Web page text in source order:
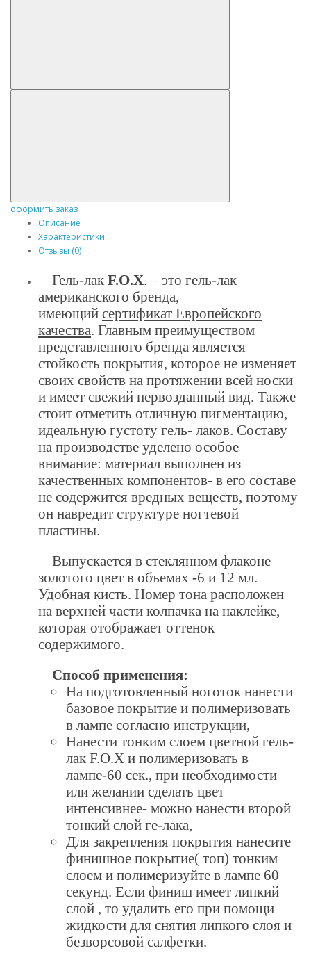
оформить заказ
Описание
Характеристики
Отзывы (0)
Гель-лак F.O.X. – это гель-лак
американского бренда,
имеющий сертификат Европейского
качества. Главным преимуществом
представленного бренда является
стойкость покрытия, которое не изменяет
своих свойств на протяжении всей носки
и имеет свежий первозданный вид. Также
стоит отметить отличную пигментацию,
идеальную густоту гель- лаков. Составу
на производстве уделено особое
внимание: материал выполнен из
качественных компонентов- в его составе
не содержится вредных веществ, поэтому
он навредит структуре ногтевой
пластины.
Выпускается в стеклянном флаконе
золотого цвет в объемах -6 и 12 мл.
Удобная кисть. Номер тона расположен
на верхней части колпачка на наклейке,
которая отображает оттенок
содержимого.
Способ применения:
На подготовленный ноготок нанести
базовое покрытие и полимеризовать
в лампе согласно инструкции,
Нанести тонким слоем цветной гель-
лак F.O.X и полимеризовать в
лампе-60 сек., при необходимости
или желании сделать цвет
интенсивнее- можно нанести второй
тонкий слой ге-лака,
Для закрепления покрытия нанесите
финишное покрытие( топ) тонким
слоем и полимеризуйте в лампе 60
секунд. Если финиш имеет липкий
слой , то удалить его при помощи
жидкости для снятия липкого слоя и
безворсовой салфетки.